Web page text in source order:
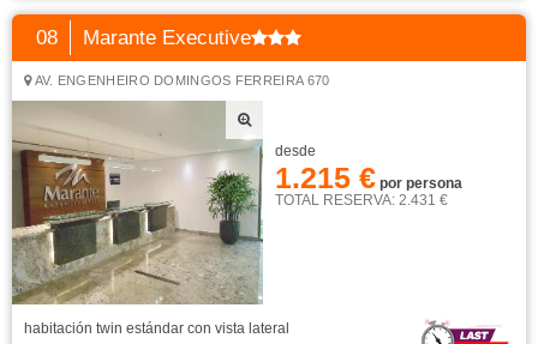
08 Marante Executive
AV. ENGENHEIRO DOMINGOS FERREIRA 670
desde
1.215 € por persona
TOTAL RESERVA: 2.431 €
habitación twin estándar con vista lateral